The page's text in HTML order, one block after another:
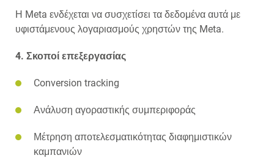
Η Meta ενδέχεται να συσχετίσει τα δεδομένα αυτά με
υφιστάμενους λογαριασμούς χρηστών της Meta.
4. Σκοποί επεξεργασίας
Conversion tracking
Ανάλυση αγοραστικής συμπεριφοράς
Μέτρηση αποτελεσματικότητας διαφημιστικών
καμπανιών